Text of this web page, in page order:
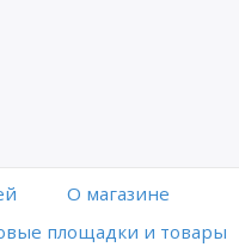
O магазине
площадки и товары